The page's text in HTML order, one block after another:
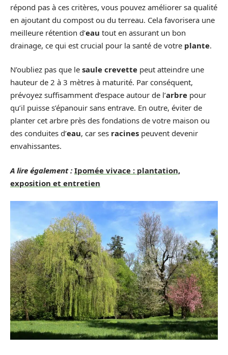
répond pas à ces critères, vous pouvez améliorer sa qualité
en ajoutant du compost ou du terreau. Cela favorisera une
meilleure rétention d’eau tout en assurant un bon
drainage, ce qui est crucial pour la santé de votre plante.
N’oubliez pas que le saule crevette peut atteindre une
hauteur de 2 à 3 mètres à maturité. Par conséquent,
prévoyez suffisamment d’espace autour de l’arbre pour
qu’il puisse s’épanouir sans entrave. En outre, éviter de
planter cet arbre près des fondations de votre maison ou
des conduites d’eau, car ses racines peuvent devenir
envahissantes.
A lire également : Ipomée vivace : plantation,
exposition et entretien